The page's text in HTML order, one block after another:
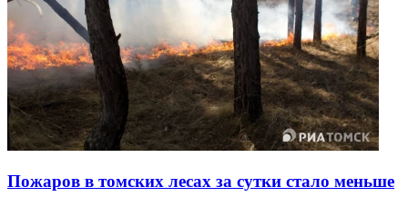
Пожаров в томских лесах за сутки стало меньше